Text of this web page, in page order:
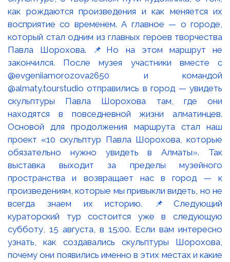
как рождаются произведения и как меняется их
восприятие со временем. А главное — о городе,
который стал одним из главных героев творчества
Павла Шорохова. 📌Но на этом маршрут не
закончился. После музея участники вместе с
@evgeniiamorozova2650 и командой
@almaty.tourstudio отправились в город — увидеть
скульптуры Павла Шорохова там, где они
находятся в повседневной жизни алматинцев.
Основой для продолжения маршрута стал наш
проект «10 скульптур Павла Шорохова, которые
обязательно нужно увидеть в Алматы». Так
выставка выходит за пределы музейного
пространства и возвращает нас в город — к
произведениям, которые мы привыкли видеть, но не
всегда знаем их историю. 📌Следующий
кураторский тур состоится уже в следующую
субботу, 15 августа, в 15:00. Если вам интересно
узнать, как создавались скульптуры Шорохова,
почему они появились именно в этих местах и какие